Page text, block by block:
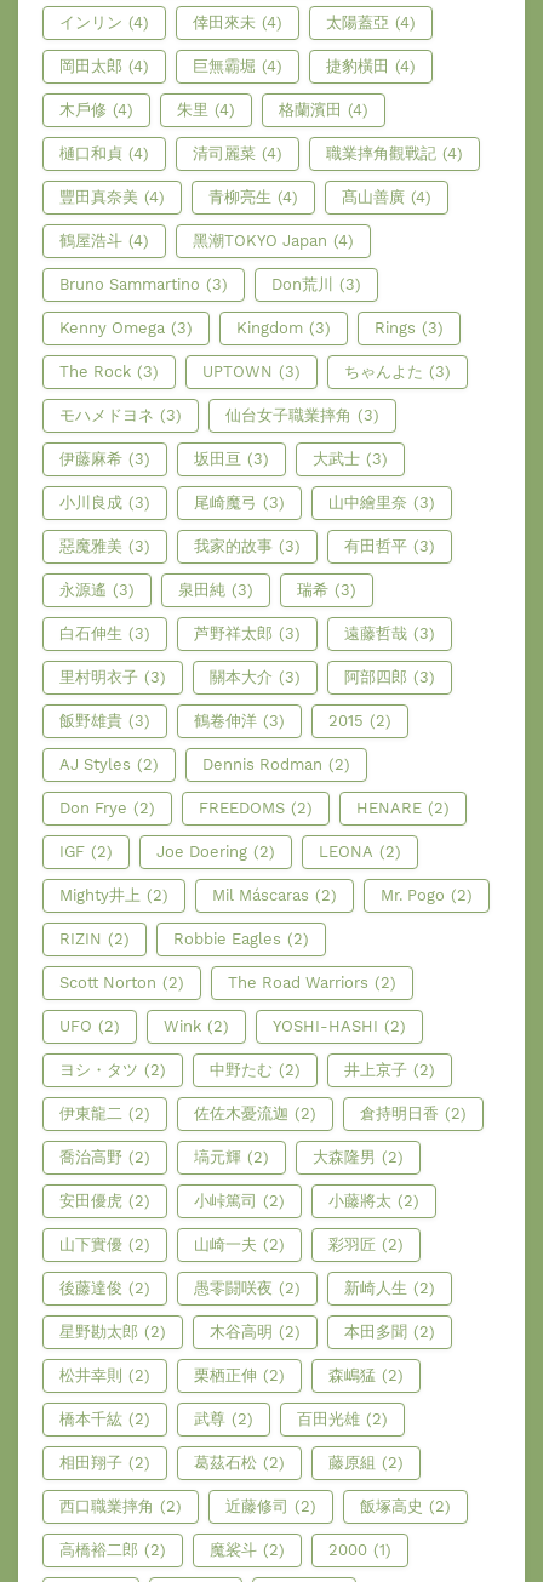
インリン (4) 倖田來未 (4) 太陽蓋亞 (4)
岡田太郎 (4) 巨無霸堀 (4) 捷豹橫田 (4)
木戶修 (4) 朱里 (4) 格蘭濱田 (4)
樋口和貞 (4) 清司麗菜 (4) 職業摔角觀戰記 (4)
豐田真奈美 (4) 青柳亮生 (4) 髙山善廣 (4)
鶴屋浩斗 (4) 黑潮TOKYO Japan (4)
Bruno Sammartino (3) Don荒川 (3)
Kenny Omega (3) Kingdom (3) Rings (3)
The Rock (3) UPTOWN (3) ちゃんよた (3)
モハメドヨネ (3) 仙台女子職業摔角 (3)
伊藤麻希 (3) 坂田亘 (3) 大武士 (3)
小川良成 (3) 尾崎魔弓 (3) 山中繪里奈 (3)
惡魔雅美 (3) 我家的故事 (3) 有田哲平 (3)
永源遙 (3) 泉田純 (3) 瑞希 (3)
白石伸生 (3) 芦野祥太郎 (3) 遠藤哲哉 (3)
里村明衣子 (3) 關本大介 (3) 阿部四郎 (3)
飯野雄貴 (3) 鶴卷伸洋 (3) 2015 (2)
AJ Styles (2) Dennis Rodman (2)
Don Frye (2) FREEDOMS (2) HENARE (2)
IGF (2) Joe Doering (2) LEONA (2)
Mighty井上 (2) Mil Máscaras (2) Mr. Pogo (2)
RIZIN (2) Robbie Eagles (2)
Scott Norton (2) The Road Warriors (2)
UFO (2) Wink (2) YOSHI-HASHI (2)
ヨシ・タツ (2) 中野たむ (2) 井上京子 (2)
伊東龍二 (2) 佐佐木憂流迦 (2) 倉持明日香 (2)
喬治高野 (2) 塙元輝 (2) 大森隆男 (2)
安田優虎 (2) 小峠篤司 (2) 小藤將太 (2)
山下實優 (2) 山崎一夫 (2) 彩羽匠 (2)
後藤達俊 (2) 愚零闘咲夜 (2) 新崎人生 (2)
星野勘太郎 (2) 木谷高明 (2) 本田多聞 (2)
松井幸則 (2) 栗栖正伸 (2) 森嶋猛 (2)
橋本千紘 (2) 武尊 (2) 百田光雄 (2)
相田翔子 (2) 葛茲石松 (2) 藤原組 (2)
西口職業摔角 (2) 近藤修司 (2) 飯塚高史 (2)
高橋裕二郎 (2) 魔裟斗 (2) 2000 (1)